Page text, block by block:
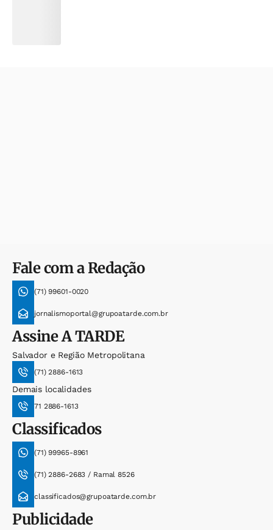
Fale com a Redação
(71) 99601-0020
jornalismoportal@grupoatarde.com.br
AssineA TARDE
Salvador e Região Metropolitana
(71) 2886-1613
Demais localidades
71 2886-1613
Classificados
(71) 99965-8961
(71) 2886-2683 / Ramal 8526
classificados@grupoatarde.com.br
Publicidade